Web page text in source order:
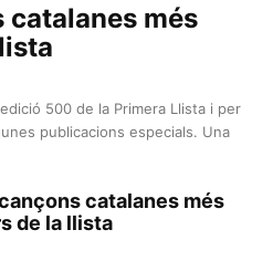
catalanes més
500 de la Primera Llista i per
publicacions especials. Una
catalanes més
de la llista